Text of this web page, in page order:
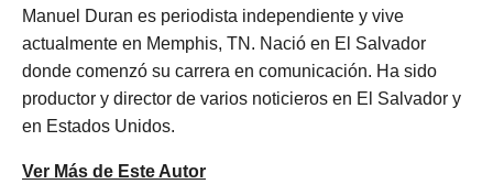
Manuel Duran es periodista independiente y vive
actualmente en Memphis, TN. Nació en El Salvador
donde comenzó su carrera en comunicación. Ha sido
productor y director de varios noticieros en El Salvador y
en Estados Unidos.
Ver Más de Este Autor